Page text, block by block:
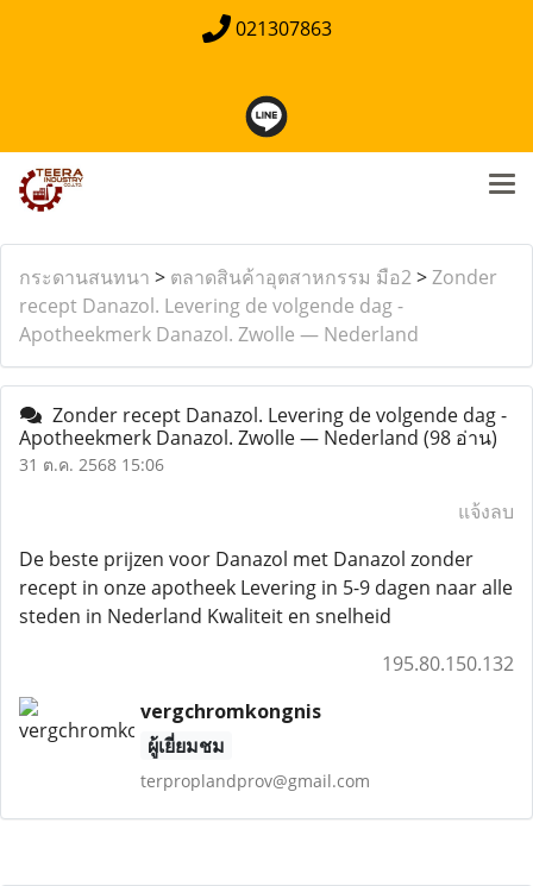
021307863
กระดานสนทนา > ตลาดสินค้าอุตสาหกรรม มือ2>Zonder
recept Danazol. Levering de volgende dag -
Apotheekmerk Danazol. Zwolle — Nederland
Zonder recept Danazol. Levering de volgende dag -
Apotheekmerk Danazol. Zwolle — Nederland (98 อ่าน)
31 ต.ค. 2568 15:06
แจ้งลบ
De beste prijzen voor Danazol met Danazol zonder
recept in onze apotheek Levering in 5-9 dagen naar alle
steden in Nederland Kwaliteit en snelheid
195.80.150.132
vergchromkongnis
ผู้เยี่ยมชม
terproplandprov@gmail.com